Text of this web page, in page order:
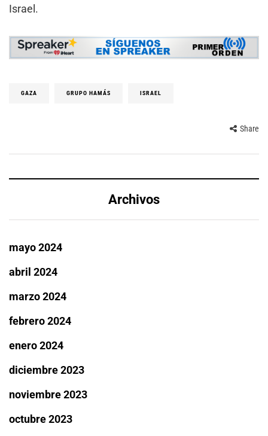
Israel.
GAZA GRUPO HAMÁS ISRAEL
Share
Archivos
mayo 2024
abril 2024
marzo 2024
febrero 2024
enero 2024
diciembre 2023
noviembre 2023
octubre 2023